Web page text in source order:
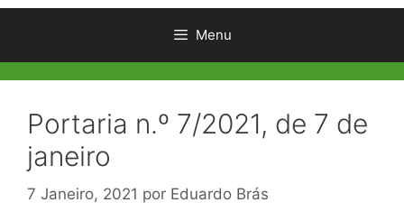
Menu
Portaria n.º 7/2021, de 7 de
janeiro
7 Janeiro, 2021 por Eduardo Brás